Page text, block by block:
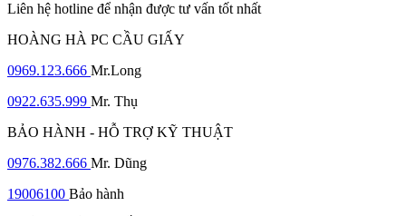
Liên hệ hotline để nhận được tư vấn tốt nhất
HOÀNG HÀ PC CẦU GIẤY
0969.123.666 Mr.Long
0922.635.999 Mr. Thụ
BẢO HÀNH - HỖ TRỢ KỸ THUẬT
0976.382.666 Mr. Dũng
19006100 Bảo hành